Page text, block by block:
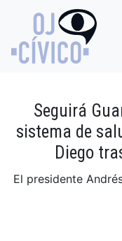
Seguirá
sistema de
Diego
El presidente